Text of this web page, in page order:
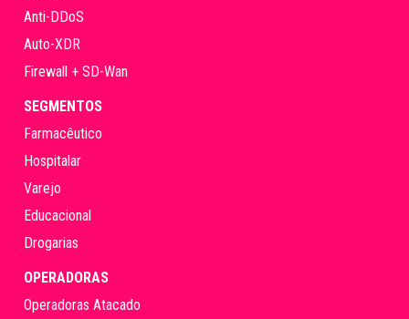
Anti-DDoS
Auto-XDR
Firewall + SD-Wan
SEGMENTOS
Farmacêutico
Hospitalar
Varejo
Educacional
Drogarias
OPERADORAS
Operadoras Atacado